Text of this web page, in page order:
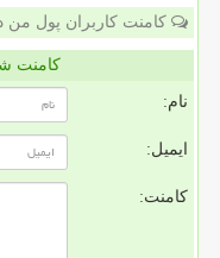
کامنت کاربران پول
کامنت
نام:
ایمیل:
کامنت: